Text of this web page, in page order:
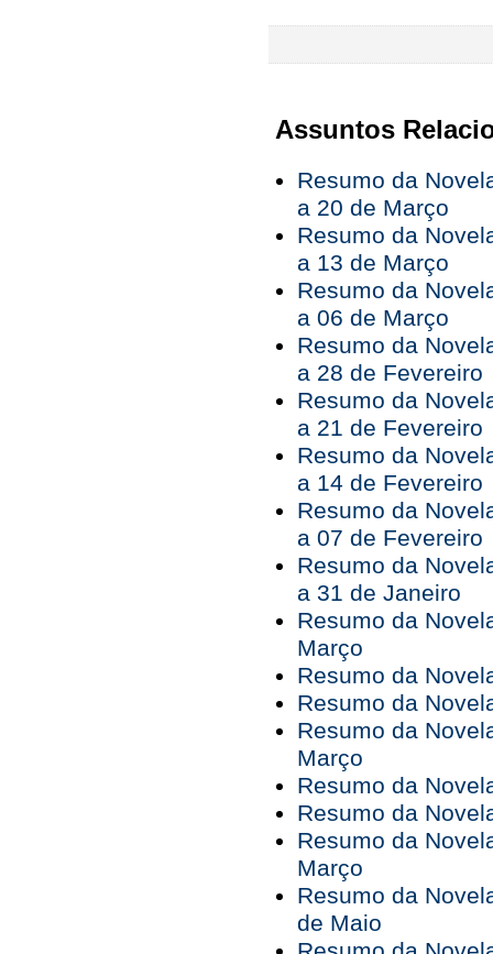
Assuntos
Resumo da
a 20 de Março
Resumo da
a 13 de Março
Resumo da
a 06 de Março
Resumo da
a 28 de Fevereiro
Resumo da
a 21 de Fevereiro
Resumo da
a 14 de Fevereiro
Resumo da
a 07 de Fevereiro
Resumo da
a 31 de Janeiro
Resumo da
Março
Resumo da
Resumo da
Resumo da
Março
Resumo da
Resumo da
Resumo da
Março
Resumo da
de Maio